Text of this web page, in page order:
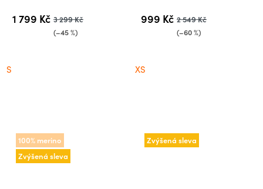
1 799 Kč 3 299 Kč
(–45 %)
S
999 Kč 2 549 Kč
(–60 %)
XS
100% merino
Zvýšená sleva
Zvýšená sleva